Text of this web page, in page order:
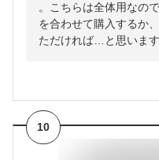
。こちらは全体用なの
を合わせて購入するか
ただければ…と思います
10